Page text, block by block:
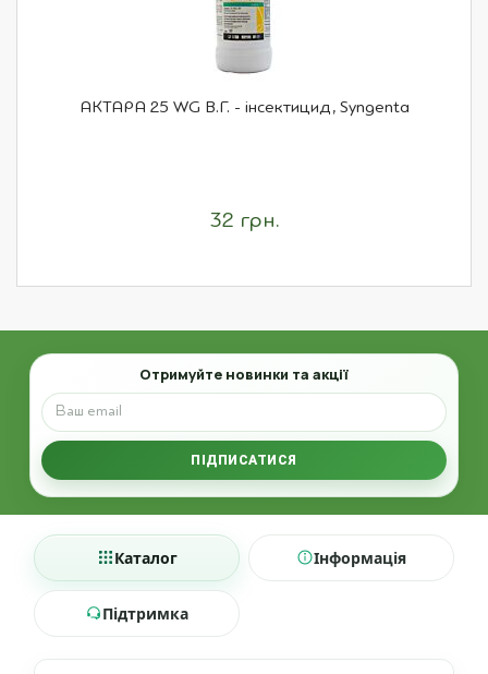
АКТАРА 25 WG В.Г. - інсектицид, Syngenta
32 грн.
Email
Отримуйте новинки та акції
ПІДПИСАТИСЯ
Каталог Інформація
Підтримка